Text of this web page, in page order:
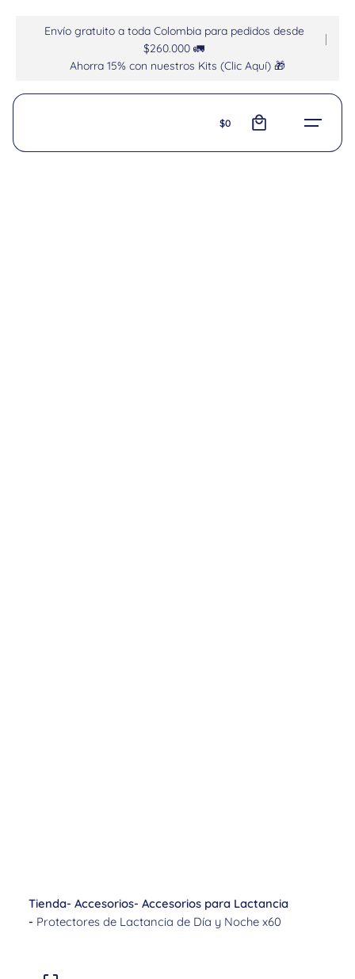
Envío gratuito a toda Colombia para pedidos desde
$260.000 🚛
Ahorra 15% con nuestros Kits (Clic Aquí) 🎁
$0
Tienda- Accesorios- Accesorios para Lactancia
- Protectores de Lactancia de Día y Noche x60